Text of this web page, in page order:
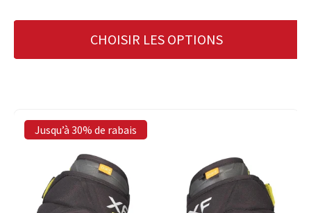
CHOISIR LES OPTIONS
Jusqu’à 30% de rabais